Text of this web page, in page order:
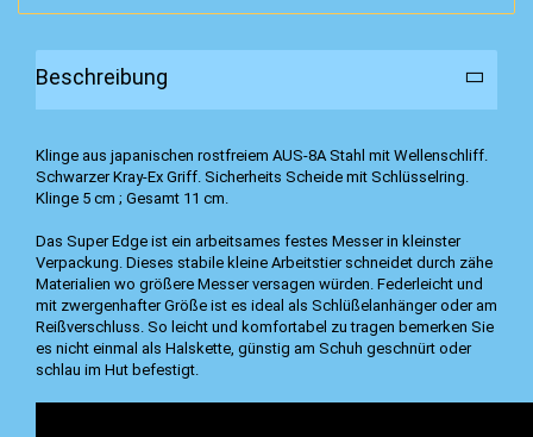
Beschreibung
Klinge aus japanischen rostfreiem AUS-8A Stahl mit Wellenschliff.
Schwarzer Kray-Ex Griff. Sicherheits Scheide mit Schlüsselring.
Klinge 5 cm ; Gesamt 11 cm.
Das Super Edge ist ein arbeitsames festes Messer in kleinster
Verpackung. Dieses stabile kleine Arbeitstier schneidet durch zähe
Materialien wo größere Messer versagen würden. Federleicht und
mit zwergenhafter Größe ist es ideal als Schlüßelanhänger oder am
Reißverschluss. So leicht und komfortabel zu tragen bemerken Sie
es nicht einmal als Halskette, günstig am Schuh geschnürt oder
schlau im Hut befestigt.